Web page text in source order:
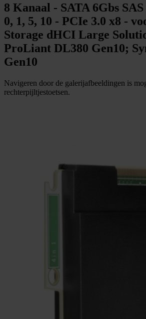
8 Kanaal - SATA 6Gbs
0, 1, 5, 10 - PCIe 3.0 x8 -
Storage dHCI Large
ProLiant DL380 Gen10;
Gen10
Navigeren door de galerijafbeeldingen is
rechterpijltjestoetsen.